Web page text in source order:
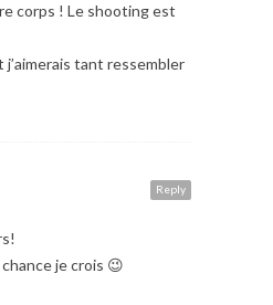
corps ! Le shooting est
j’aimerais tant ressembler
Reply
je crois 😉